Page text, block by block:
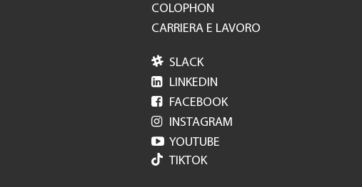
COLOPHON
CARRIERA E LAVORO
 SLACK
 LINKEDIN
 FACEBOOK
 INSTAGRAM
 YOUTUBE
TIKTOK